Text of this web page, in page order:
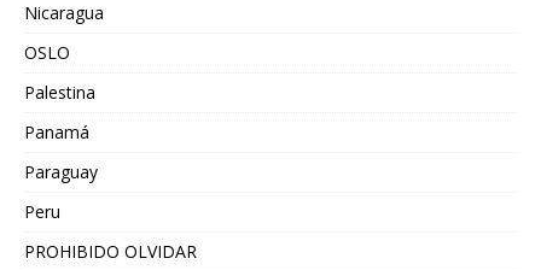
Nicaragua
OSLO
Palestina
Panamá
Paraguay
Peru
PROHIBIDO OLVIDAR